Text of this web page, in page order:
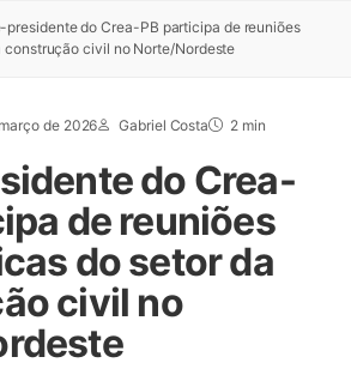
presidente do Crea-PB participa de reuniões
construção civil no Norte/Nordeste
de 2026 Gabriel Costa 2 min
do Crea-
de reuniões
do setor da
civil no